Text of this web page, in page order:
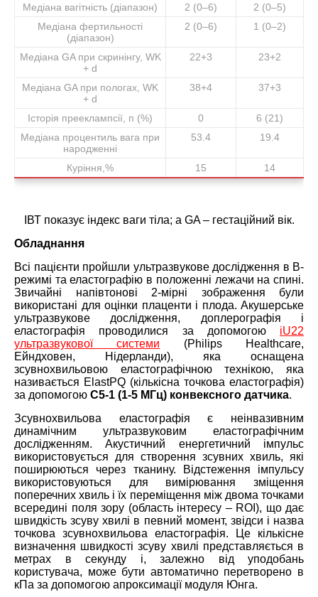
Медіана вагітність (діапазон)
2 (0–6)
2 (0–5)
Медіана фертильності
(діапазон)
2 (0–6) 1 (0–2)
Медіана GA при скринінгу, WK
+ d
22+3 23+2
Медіана GA при пологах, WK
+ d
38+4 37+3
Історія прееклампсії, п (%) 0
6 (21)
Медіана процентиль вага при
народженні
53.4 19.4
Куріння,% 15 14
ІВТ показує індекс ваги тіла; а GA – гестаційний вік.
Обладнання
Всі пацієнти пройшли ультразвукове дослідження в В-
режимі та еластографію в положенні лежачи на спині.
Звичайні напівтонові 2-мірні зображення були
використані для оцінки плаценти і плода. Акушерське
ультразвукове дослідження, доплерографія і
еластографія проводилися за допомогою
iU22
ультразвукової системи (Philips Healthcare,
Ейндховен, Нідерланди), яка оснащена
зсувнохвильовою еластографічною технікою, яка
називається ElastPQ (кількісна точкова еластографія)
за допомогою C5-1 (1-5 МГц) конвексного датчика.
Зсувнохвильова еластографія є неінвазивним
динамічним ультразвуковим еластографічним
дослідженням. Акустичний енергетичний імпульс
використовується для створення зсувних хвиль, які
поширюються через тканину. Відстеження імпульсу
використовуються для вимірювання зміщення
поперечних хвиль і їх переміщення між двома точками
всередині поля зору (область інтересу – ROI), що дає
швидкість зсуву хвилі в певний момент, звідси і назва
точкова зсувнохвильова еластографія. Це кількісне
визначення швидкості зсуву хвилі представляється в
метрах в секунду і, залежно від уподобань
користувача, може бути автоматично перетворено в
кПа за допомогою апроксимації модуля Юнга.